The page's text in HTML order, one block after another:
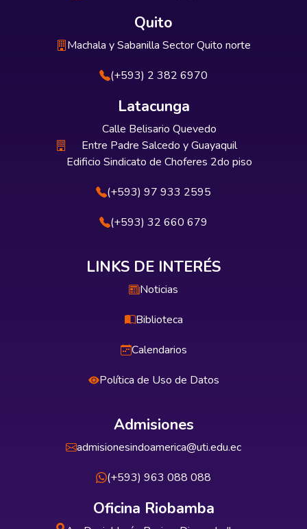
Quito
Machala y Sabanilla Sector Quito norte
(+593) 2 382 6970
Latacunga
Calle Belisario Quevedo
Entre Padre Salcedo y Guayaquil
Edificio Sindicato de Choferes 2do piso
(+593) 97 933 2595
(+593) 32 660 679
LINKS DE INTERÉS
Noticias
Biblioteca
Calendarios
Política de Uso de Datos
Admisiones
admisionesindoamerica@uti.edu.ec
(+593) 963 088 088
Oficina Riobamba